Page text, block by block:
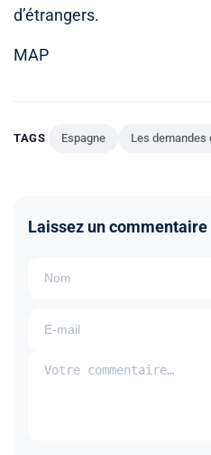
d’étrangers.
MAP
TAGS Espagne Les demandes
Laissez un commentaire